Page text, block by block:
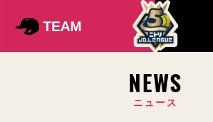
TEAM
NEWS
ニュース